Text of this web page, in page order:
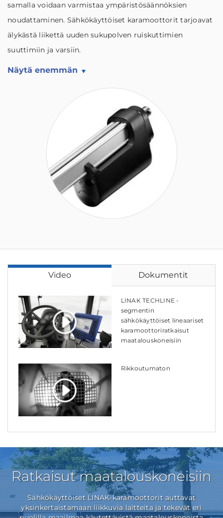
samalla voidaan varmistaa ympäristösäännöksien
noudattaminen. Sähkökäyttöiset karamoottorit tarjoavat
älykästä liikettä uuden sukupolven ruiskuttimien
suuttimiin ja varsiin.
Näytä enemmän
Video Dokumentit
LINAK TECHLINE -
segmentin
sähkökäyttöiset lineaariset
karamoottoriratkaisut
maatalouskoneisiin
Rikkoutumaton
Ratkaisut maatalouskoneisiin
Sähkökäyttöiset LINAK-karamoottorit auttavat
yksinkertaistamaan liikkuvia laitteita ja tekevät eri